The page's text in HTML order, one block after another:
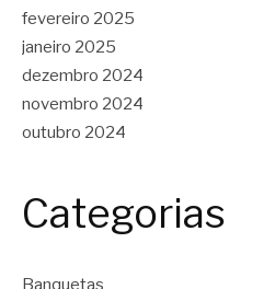
fevereiro 2025
janeiro 2025
dezembro 2024
novembro 2024
outubro 2024
Categorias
Banquetas